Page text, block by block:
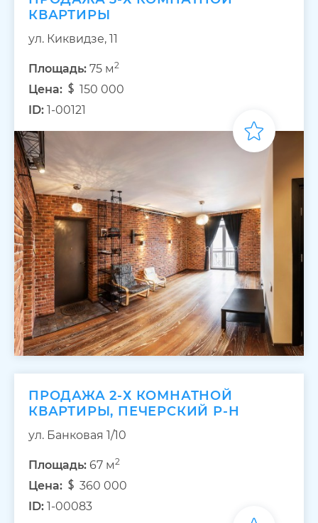
КВАРТИРЫ
ул. Киквидзе, 11
Площадь: 75 м2
Цена:
150 000
ID: 1-00121
ПРОДАЖА 2-Х КОМНАТНОЙ
КВАРТИРЫ, ПЕЧЕРСКИЙ Р-Н
ул. Банковая 1/10
Площадь: 67 м2
Цена:
360 000
ID: 1-00083